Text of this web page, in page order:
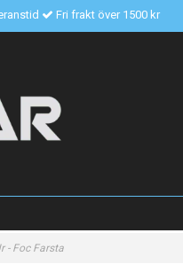
Fri frakt över 1500 kr
- Foc Farsta